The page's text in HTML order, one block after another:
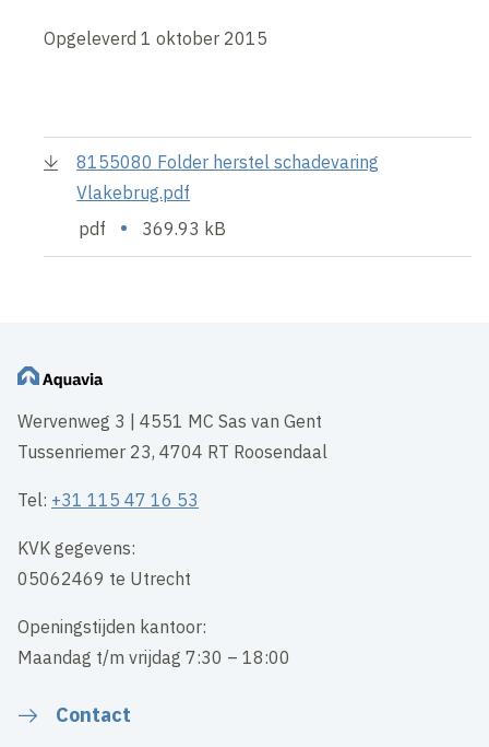
Opgeleverd 1 oktober 2015
8155080 Folder herstel schadevaring
Vlakebrug.pdf
pdf
• 369.93 kB
Wervenweg 3 | 4551 MC Sas van Gent
Tussenriemer 23, 4704 RT Roosendaal
Tel: +31 115 47 16 53
KVK gegevens:
05062469 te Utrecht
Openingstijden kantoor:
Maandag t/m vrijdag 7:30 – 18:00
Contact